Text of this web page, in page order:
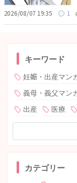
2026/08/07 19:35 1
キーワード
妊娠・出産マン
義母・義父マン
出産
医療
カテゴリー